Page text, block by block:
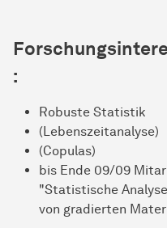
:
Robuste Statistik
(Lebenszeitanalyse)
(Copulas)
bis Ende 09/09
"Statistische
von gradierten